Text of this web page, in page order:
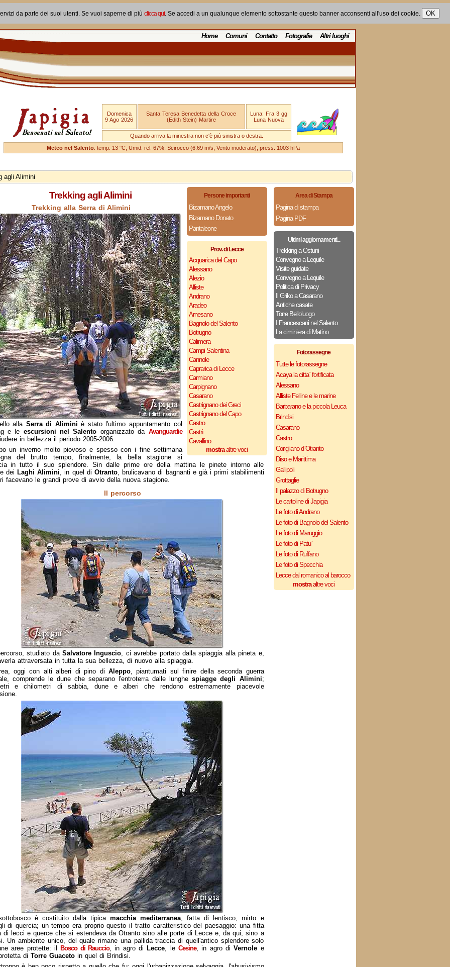
da parte dei suoi utenti. Se vuoi saperne di più clicca qui. Se accedi a un qualunque elemento sottostante questo banner acconsenti all'uso dei cookie.
Home Comuni Contatto Fotografie Altri luoghi
Domenica
9 Ago 2026
Santa Teresa Benedetta della Croce
(Edith Stein) Martire
Luna: Fra 3 gg
Luna Nuova
Quando arriva la minestra non c'è più sinistra o destra.
Meteo nel Salento: temp. 13 °C, Umid. rel. 67%, Scirocco (6.69 m/s, Vento moderato), press. 1003 hPa
agli Alimini
Persone importanti
Bizamano Angelo
Bizamano Donato
Pantaleone
Prov. di Lecce
Acquarica del Capo
Alessano
Alezio
Alliste
Andrano
Aradeo
Arnesano
Bagnolo del Salento
Botrugno
Calimera
Campi Salentina
Cannole
Caprarica di Lecce
Carmiano
Carpignano
Casarano
Castrignano dei Greci
Castrignano del Capo
Castro
Castrì
Cavallino
mostraaltre voci
Trekking agli Alimini
Trekking alla Serra di Alimini
alla Serra di Alimini è stato l'ultimo appuntamento col
e le escursioni nel Salento organizzato da Avanguardie
in bellezza il periodo 2005-2006.
un inverno molto piovoso e spesso con i fine settimana
del brutto tempo, finalmente, la bella stagione si
in tutto il suo splendore. Sin dalle prime ore della mattina le pinete intorno alle
dei Laghi Alimini, in quel di Otranto, brulicavano di bagnanti e già i primi stabilimenti
facevano le grandi prove di avvio della nuova stagione.
Il percorso
studiato daSalvatore Inguscio, ci avrebbe portato dalla spiaggia alla pineta e,
attraversata in tutta la sua bellezza, di nuovo alla spiaggia.
oggi con alti alberi di pino di Aleppo, piantumati sul finire della seconda guerra
comprende le dune che separano l'entroterra dalle lunghespiagge degli Alimini;
e chilometri di sabbia, dune e alberi che rendono estremamente piacevole
è costituito dalla tipica macchia mediterranea, fatta di lentisco, mirto e
di quercia; un tempo era proprio questo il tratto caratteristico del paesaggio: una fitta
di lecci e querce che si estendeva da Otranto sino alle porte di Lecce e, da qui, sino a
Un ambiente unico, del quale rimane una pallida traccia di quell'antico splendore solo
aree protette: il
Bosco di Rauccio, in agro di Lecce, le Cesine, in agro diVernole e
di Torre Guacetoin quel di Brindisi.
Area di Stampa
Pagina di stampa
Pagina PDF
Ultimi aggiornamenti...
Trekking a Ostuni
Convegno a Lequile
Visite guidate
Convegno a Lequile
Politica di Privacy
Il Griko a Casarano
Antiche casate
Torre Belloluogo
I Francescani nel Salento
La ciminiera di Matino
Fotorassegne
Tutte le fotorassegne
Acaya la citta` fortificata
Alessano
Alliste Felline e le marine
Barbarano e la piccola Leuca
Brindisi
Casarano
Castro
Corigliano d`Otranto
Diso e Marittima
Gallipoli
Grottaglie
Il palazzo di Botrugno
Le cartoline di Japigia
Le foto di Andrano
Le foto di Bagnolo del Salento
Le foto di Maruggio
Le foto di Patu`
Le foto di Ruffano
Le foto di Specchia
Lecce dal romanico al barocco
mostraaltre voci